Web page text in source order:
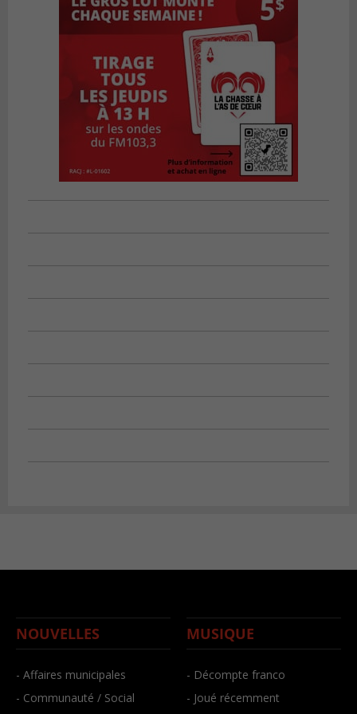
NOUVELLES
- Affaires municipales
- Communauté / Social
MUSIQUE
- Décompte franco
- Joué récemment